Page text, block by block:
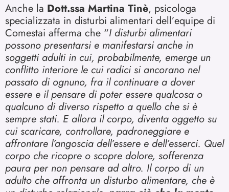
Anche la Dott.ssa Martina Tinè, psicologa
specializzata in disturbi alimentari dell’equipe di
Comestai afferma che “I disturbi alimentari
possono presentarsi e manifestarsi anche in
soggetti adulti in cui, probabilmente, emerge un
conflitto interiore le cui radici si ancorano nel
passato di ognuno, fra il continuare a dover
essere e il pensare di poter essere qualcosa o
qualcuno di diverso rispetto a quello che si è
sempre stati. E allora il corpo, diventa oggetto su
cui scaricare, controllare, padroneggiare e
affrontare l’angoscia dell’essere e dell’esserci. Quel
corpo che ricopre o scopre dolore, sofferenza
paura per non pensare ad altro. Il corpo di un
adulto che affronta un disturbo alimentare, che è